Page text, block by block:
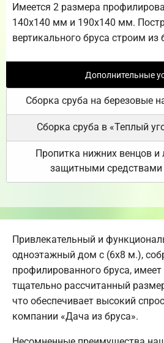
Имеется 2 размера
140х140 мм и 190х140 мм.
вертикального бруса строим
Дополнительные
Сборка сруба на березовые
Сборка сруба в «Теплый
Пропитка нижних венцов и
защитными средствами
Привлекательный и
одноэтажный дом с (6х8 м.),
профилированного бруса,
тщательно рассчитанный
что обеспечивает высокий
компании «Дача из бруса».